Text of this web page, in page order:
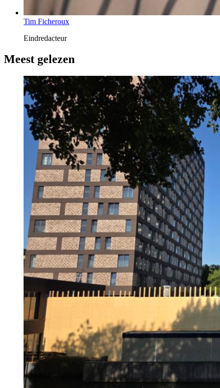
Tim Ficheroux
Eindredacteur
Meest gelezen